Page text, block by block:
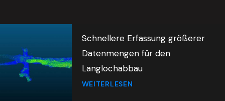
Schnellere Erfassung größerer
Datenmengen für den
Langlochabbau
WEITERLESEN